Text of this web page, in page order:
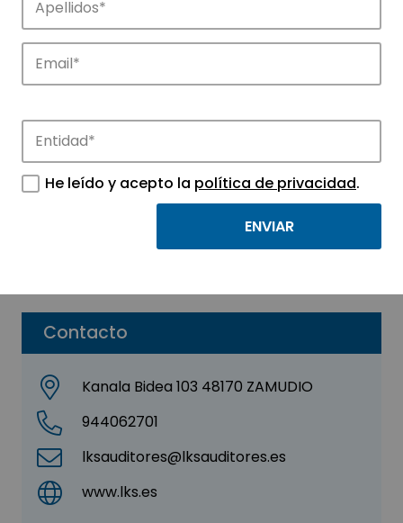
Descubre las empresas que impulsan la
innovación en los parques de APTE.
Contacto
Kanala Bidea 103 48170 ZAMUDIO
944062701
lksauditores@lksauditores.es
www.lks.es
LKS AUDITORES, S.L.P.
INGENIERIA, CONSULTORIA Y ASESORIA
He leído y acepto la política de privacidad.